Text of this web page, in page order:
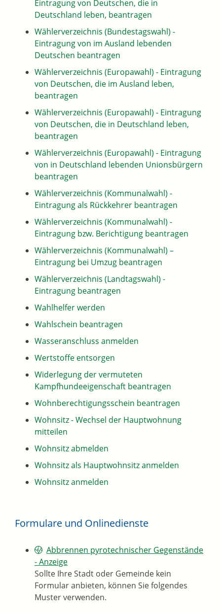
Eintragung von Deutschen, die in
Deutschland leben, beantragen
Wählerverzeichnis (Bundestagswahl) -
Eintragung von im Ausland lebenden
Deutschen beantragen
Wählerverzeichnis (Europawahl) - Eintragung
von Deutschen, die im Ausland leben,
beantragen
Wählerverzeichnis (Europawahl) - Eintragung
von Deutschen, die in Deutschland leben,
beantragen
Wählerverzeichnis (Europawahl) - Eintragung
von in Deutschland lebenden Unionsbürgern
beantragen
Wählerverzeichnis (Kommunalwahl) -
Eintragung als Rückkehrer beantragen
Wählerverzeichnis (Kommunalwahl) -
Eintragung bzw. Berichtigung beantragen
Wählerverzeichnis (Kommunalwahl) –
Eintragung bei Umzug beantragen
Wählerverzeichnis (Landtagswahl) -
Eintragung beantragen
Wahlhelfer werden
Wahlschein beantragen
Wasseranschluss anmelden
Wertstoffe entsorgen
Widerlegung der vermuteten
Kampfhundeeigenschaft beantragen
Wohnberechtigungsschein beantragen
Wohnsitz - Wechsel der Hauptwohnung
mitteilen
Wohnsitz abmelden
Wohnsitz als Hauptwohnsitz anmelden
Wohnsitz anmelden
Formulare und Onlinedienste
Abbrennen pyrotechnischer Gegenstände
- Anzeige
Sollte Ihre Stadt oder Gemeinde kein
Formular anbieten, können Sie folgendes
Muster verwenden.